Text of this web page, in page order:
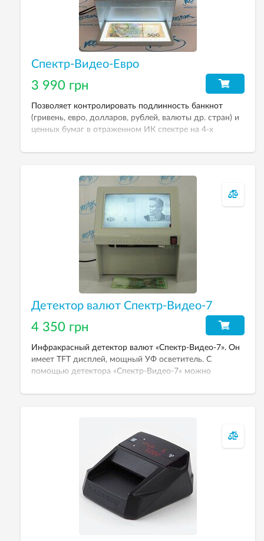
Спектр-Видео-Евро
3 990 грн
Позволяет контролировать подлинность банкнот
(гривень, евро, долларов, рублей, валюты др. стран) и
ценных бумаг в отраженном ИК спектре на 4-х
Детектор валют Спектр-Видео-7
4 350 грн
Инфракрасный детектор валют «Спектр-Видео-7». Он
имеет TFT дисплей, мощный УФ осветитель. С
помощью детектора «Спектр-Видео-7» можно
и акцизных марок.